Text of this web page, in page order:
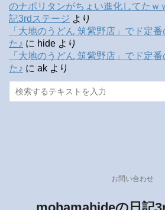
のナポリタンがちょい進化してたｗ
記3rdステージ より
「大地のうどん 筑紫野店」でド定
た♪ に hide より
「大地のうどん 筑紫野店」でド定
た♪ に ak より
お問い合わせ